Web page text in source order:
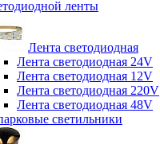
ленты
Лента светодиодная
Лента светодиодная 24V
Лента светодиодная 12V
Лента светодиодная 220V
Лента светодиодная 48V
светильники